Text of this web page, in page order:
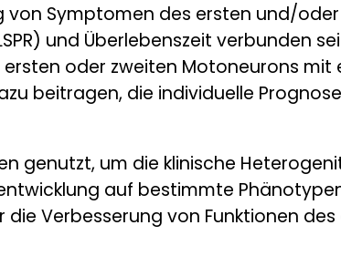
Symptomen des ersten und/
und Überlebenszeit verbunden
oder zweiten Motoneurons mit
beitragen, die individuelle
genutzt, um die klinische
auf bestimmte
Verbesserung von Funktionen